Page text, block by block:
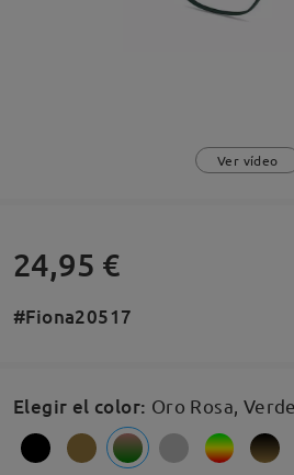
Ver vídeo
24,95 €
#Fiona20517
Elegir el color: Oro Rosa,